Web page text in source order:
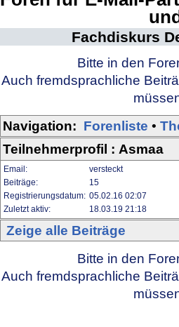
Fachdiskurs
Bitte in den
Auch fremdsprachliche
Navigation: Forenliste •
Teilnehmerprofil : Asmaa
Email:
versteckt
Beiträge:
15
Registrierungsdatum: 05.02.16 02:07
Zuletzt aktiv:
18.03.19 21:18
Zeige alle Beiträge
Bitte in den
Auch fremdsprachliche